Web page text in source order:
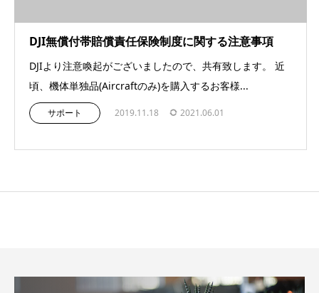
DJI無償付帯賠償責任保険制度に関する注意事項
DJIより注意喚起がございましたので、共有致します。 近
頃、機体単独品(Aircraftのみ)を購入するお客様...
サポート 2019.11.18 2021.06.01